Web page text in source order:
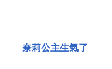
奈莉公主生氣了